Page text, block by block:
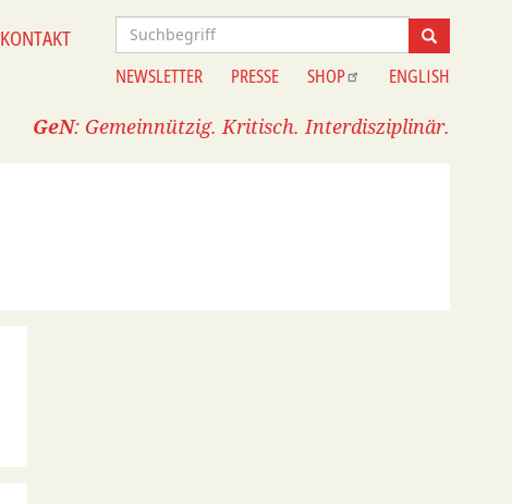
KONTAKT Suche
Information
NEWSLETTER PRESSE SHOP ENGLISH
GeN: Gemeinnützig. Kritisch. Interdisziplinär.